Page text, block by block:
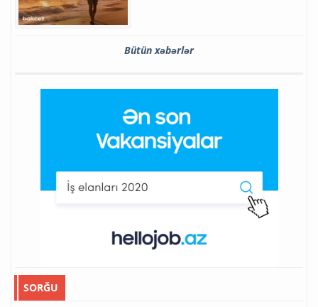
Bütün xəbərlər
SORĞU